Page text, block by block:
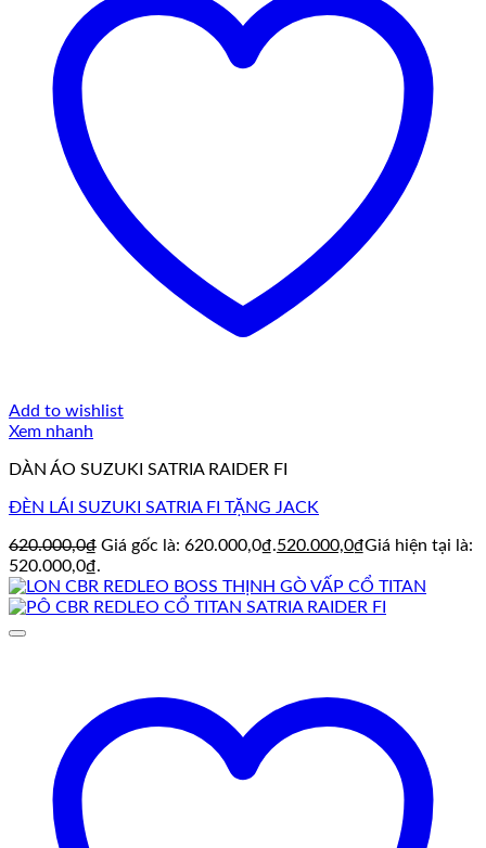
Add to wishlist
Xem nhanh
DÀN ÁO SUZUKI SATRIA RAIDER FI
ĐÈN LÁI SUZUKI SATRIA FI TẶNG JACK
620.000,0₫ Giá gốc là: 620.000,0₫.520.000,0₫Giá hiện tại là:
520.000,0₫.